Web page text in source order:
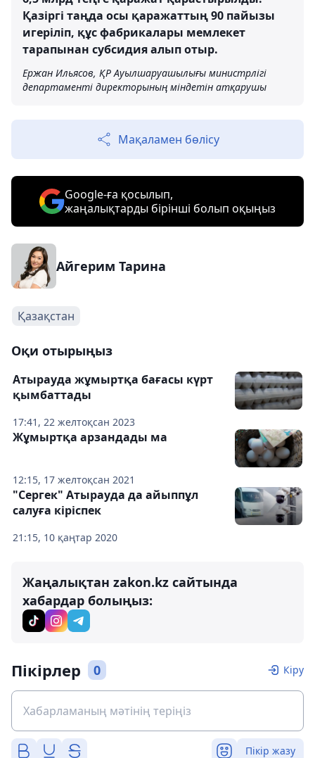
Қазіргі таңда осы қаражаттың 90 пайызы
игеріліп, құс фабрикалары мемлекет
тарапынан субсидия алып отыр.
Ержан Ильясов, ҚР Ауылшаруашылығы министрлігі
департаменті директорының міндетін атқарушы
Мақаламен бөлісу
Google-ға қосылып,
жаңалықтарды бірінші болып оқыңыз
Айгерим Тарина
Қазақстан
Оқи отырыңыз
17:41, 22 желтоқсан 2023
Атырауда жұмыртқа бағасы күрт
қымбаттады
12:15, 17 желтоқсан 2021
Жұмыртқа арзандады ма
21:15, 10 қаңтар 2020
"Сергек" Атырауда да айыппұл
салуға кіріспек
Жаңалықтан zakon.kz сайтында
хабардар болыңыз:
Пікірлер 0 Кіру
Пікір жазу